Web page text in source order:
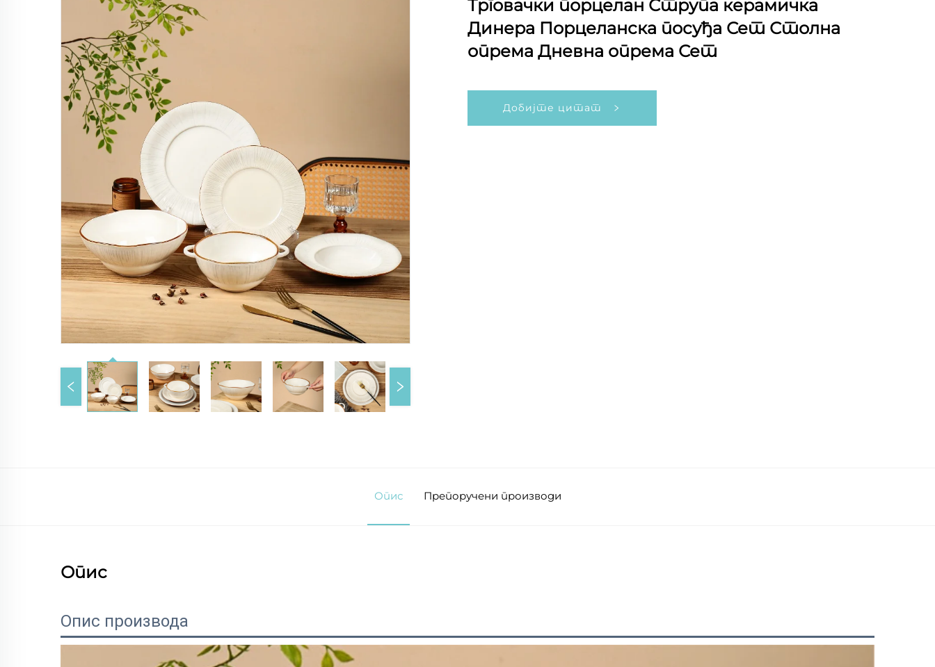
Трговачки порцелан Струпа керамичка
Динера Порцеланска посуђа Сет Столна
опрема Дневна опрема Сет
Добијте цитат
Опис Препоручени производи
Опис
Опис производа